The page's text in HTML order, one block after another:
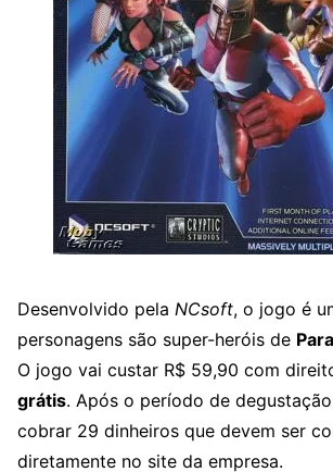
Desenvolvido pela NCsoft, o jogo é
personagens são super-heróis de
O jogo vai custar R$ 59,90 com
grátis. Após o período de
cobrar 29 dinheiros que devem ser
diretamente no site da empresa.